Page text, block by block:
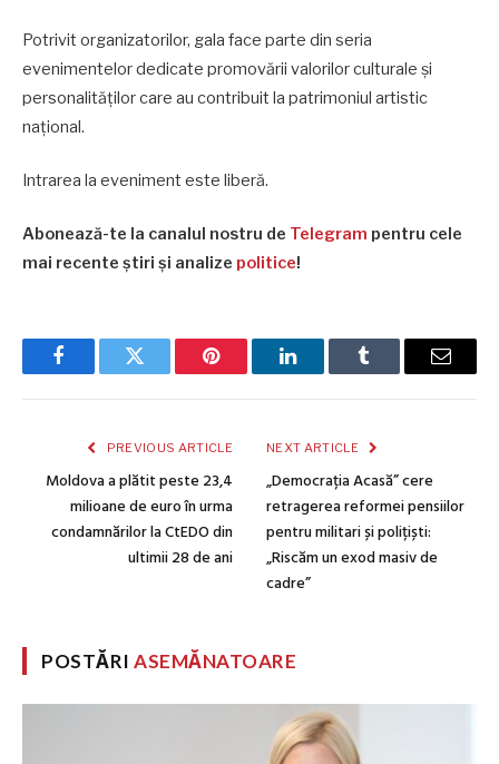
Potrivit organizatorilor, gala face parte din seria
evenimentelor dedicate promovării valorilor culturale și
personalităților care au contribuit la patrimoniul artistic
național.
Intrarea la eveniment este liberă.
Abonează-te la canalul nostru de Telegram pentru cele
mai recente știri și analize politice!
FacebookTwitter Pinterest LinkedInTumblr Email
PREVIOUS ARTICLE
Moldova a plătit peste 23,4
milioane de euro în urma
condamnărilor la CtEDO din
ultimii 28 de ani
NEXT ARTICLE
„Democrația Acasă” cere
retragerea reformei pensiilor
pentru militari și polițiști:
„Riscăm un exod masiv de
cadre”
POSTĂRIASEMĂNATOARE